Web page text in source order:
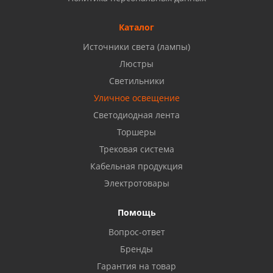
Бузулук, ул. Октябрьская, 24
Балаково, ул. Комарова, 55
Октябрьский, ул. Свердлова, 28
Азнакаево, ул. Булгар, 2. ТЦ "Акчарлак"
Каталог
Источники света (лампы)
Люстры
Светильники
Уличное освещение
Светодиодная лента
Торшеры
Трековая система
Кабельная продукция
Электротовары
Помощь
Вопрос-ответ
Бренды
Гарантия на товар